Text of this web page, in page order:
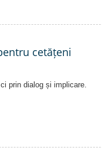
cetățeni
prin dialog și implicare.